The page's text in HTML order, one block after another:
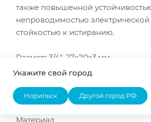
также повышенной
непроводимостью
стойкостью к истиранию.
Размер: 3/4", 27х20х3 мм.
Тип
уплотнительное кольцо
Материал
Укажите свой город
Норильск Другой город РФ